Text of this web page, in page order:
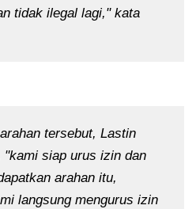
tidak ilegal lagi," kata
tersebut, Lastin
"kami siap urus izin dan
arahan itu,
langsung mengurus izin